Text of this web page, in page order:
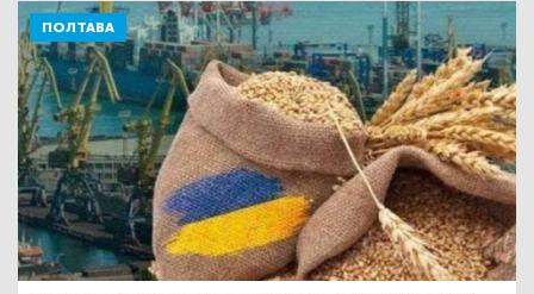
ПОЛТАВА